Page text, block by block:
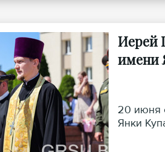
Иерей
имени
20 июня
Янки